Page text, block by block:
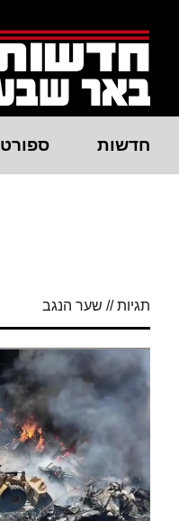
חדשות ספורט
תגיות // שער הנגב